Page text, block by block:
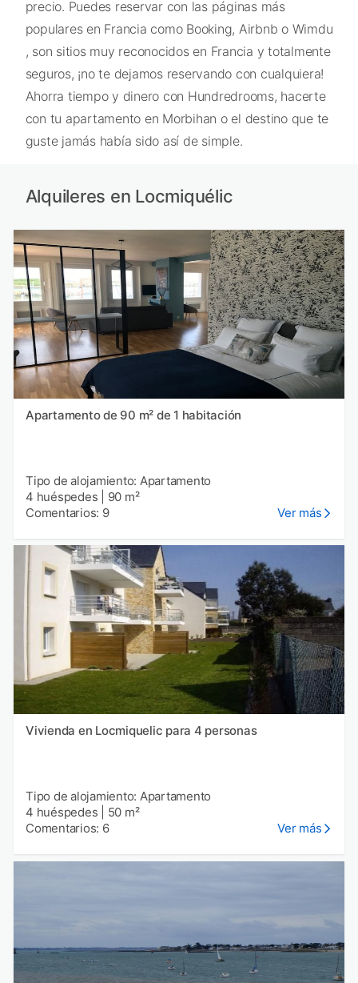
precio. Puedes reservar con las páginas más
populares en Francia como Booking, Airbnb o Wimdu
, son sitios muy reconocidos en Francia y totalmente
seguros, ¡no te dejamos reservando con cualquiera!
Ahorra tiempo y dinero con Hundredrooms, hacerte
con tu apartamento en Morbihan o el destino que te
guste jamás había sido así de simple.
Alquileres en Locmiquélic
Apartamento de 90 m² de 1 habitación
Tipo de alojamiento: Apartamento
4 huéspedes
90 m²
Comentarios: 9
Ver más
Vivienda en Locmiquelic para 4 personas
Tipo de alojamiento: Apartamento
4 huéspedes
50 m²
Comentarios: 6
Ver más